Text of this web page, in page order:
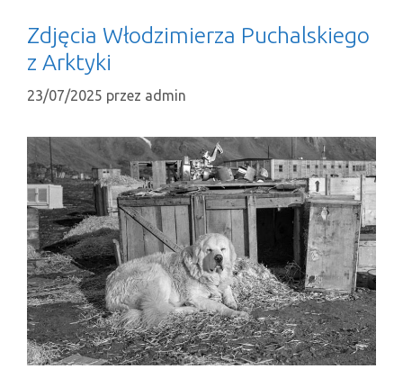
Zdjęcia Włodzimierza Puchalskiego
z Arktyki
23/07/2025 przez admin